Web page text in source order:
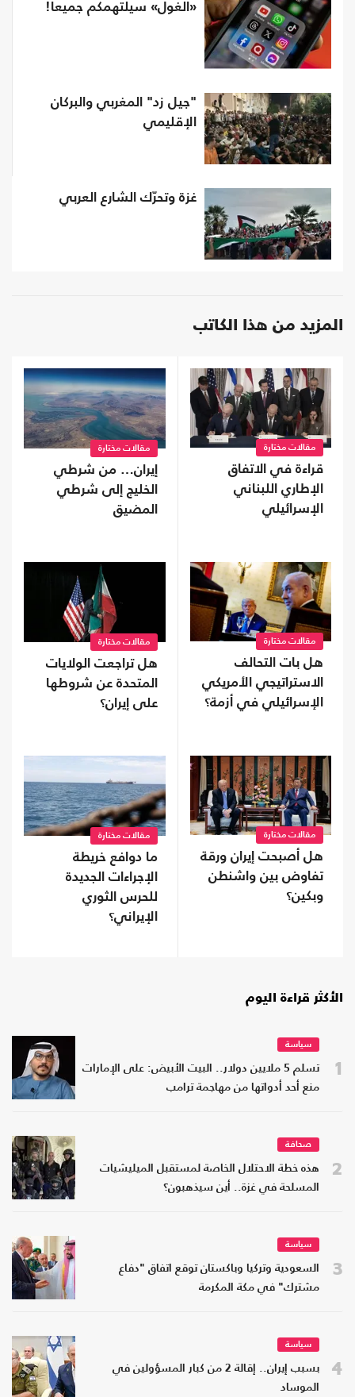
«الغول» سيلتهمكم جميعا!
"جيل زد" المغربي والبركان
الإقليمي
غزة وتحرّك الشارع العربي
المزيد من هذا الكاتب
مقالات مختارة
قراءة في الاتفاق
الإطاري اللبناني
الإسرائيلي
مقالات مختارة
إيران… من شرطي
الخليج إلى شرطي
المضيق
مقالات مختارة
هل بات التحالف
الاستراتيجي الأمريكي
الإسرائيلي في أزمة؟
مقالات مختارة
هل تراجعت الولايات
المتحدة عن شروطها
على إيران؟
مقالات مختارة
هل أصبحت إيران ورقة
تفاوض بين واشنطن
وبكين؟
مقالات مختارة
ما دوافع خريطة
الإجراءات الجديدة
للحرس الثوري
الإيراني؟
الأكثر قراءة اليوم
1
سياسة
تسلم 5 ملايين دولار.. البيت الأبيض: على الإمارات
منع أحد أدواتها من مهاجمة ترامب
2
صحافة
هذه خطة الاحتلال الخاصة لمستقبل الميليشيات
المسلحة في غزة.. أين سيذهبون؟
3
سياسة
السعودية وتركيا وباكستان توقع اتفاق "دفاع
مشترك" في مكة المكرمة
4
سياسة
بسبب إيران.. إقالة 2 من كبار المسؤولين في
الموساد